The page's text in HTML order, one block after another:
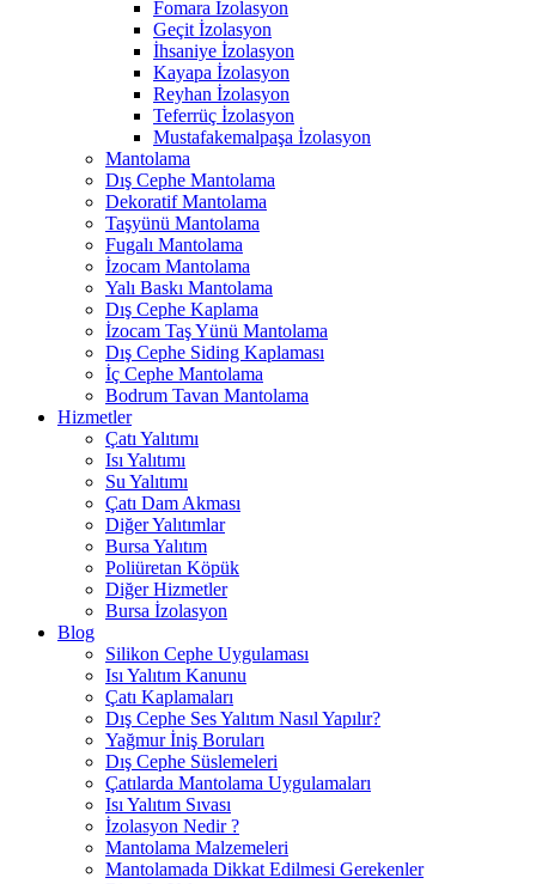
Fomara İzolasyon
Geçit İzolasyon
İhsaniye İzolasyon
Kayapa İzolasyon
Reyhan İzolasyon
Teferrüç İzolasyon
Mustafakemalpaşa İzolasyon
Mantolama
Dış Cephe Mantolama
Dekoratif Mantolama
Taşyünü Mantolama
Fugalı Mantolama
İzocam Mantolama
Yalı Baskı Mantolama
Dış Cephe Kaplama
İzocam Taş Yünü Mantolama
Dış Cephe Siding Kaplaması
İç Cephe Mantolama
Bodrum Tavan Mantolama
Hizmetler
Çatı Yalıtımı
Isı Yalıtımı
Su Yalıtımı
Çatı Dam Akması
Diğer Yalıtımlar
Bursa Yalıtım
Poliüretan Köpük
Diğer Hizmetler
Bursa İzolasyon
Blog
Silikon Cephe Uygulaması
Isı Yalıtım Kanunu
Çatı Kaplamaları
Dış Cephe Ses Yalıtım Nasıl Yapılır?
Yağmur İniş Boruları
Dış Cephe Süslemeleri
Çatılarda Mantolama Uygulamaları
Isı Yalıtım Sıvası
İzolasyon Nedir ?
Mantolama Malzemeleri
Mantolamada Dikkat Edilmesi Gerekenler